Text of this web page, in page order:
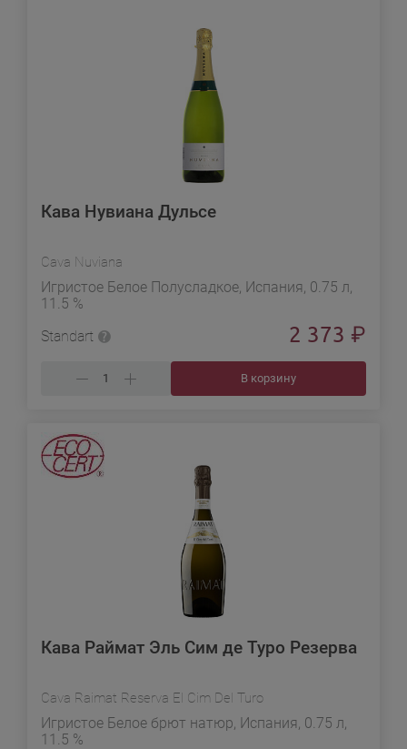
Кава Нувиана Дульсе
Cava Nuviana
Игристое Белое Полусладкое, Испания, 0.75 л,
11.5 %
Standart
2 373 ₽
В корзину
Кава Раймат Эль Сим де Туро Резерва
Cava Raimat Reserva El Cim Del Turo
Игристое Белое брют натюр, Испания, 0.75 л,
11.5 %